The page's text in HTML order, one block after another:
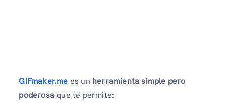
GIFmaker.me es un herramienta simple pero
poderosaque te permite: